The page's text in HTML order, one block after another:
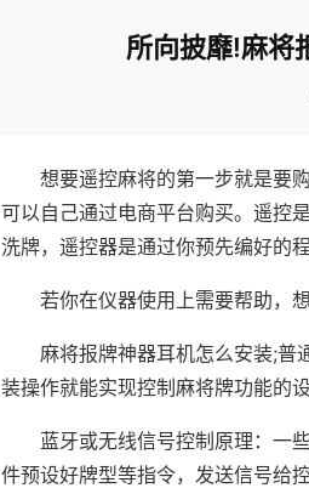
所向披靡!麻将
想要遥控麻将的第一步就是要
可以自己通过电商平台购买。遥控
洗牌，遥控器是通过你预先编好的程
若你在仪器使用上需要帮助，
麻将报牌神器耳机怎么安装;普
装操作就能实现控制麻将牌功能的设
蓝牙或无线信号控制原理：一
件预设好牌型等指令，发送信号给